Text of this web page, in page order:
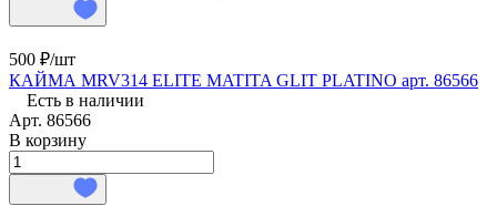
500 ₽/шт
КАЙМА MRV314 ELITE MATITA GLIT PLATINO арт. 86566
Есть в наличии
Арт. 86566
В корзину